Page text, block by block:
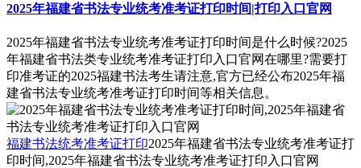
2025年福建省书法专业统考准考证打印时间|打印入口官网
2025年福建省书法专业统考准考证打印时间是什么时候?2025
年福建省书法类专业统考准考证打印入口官网在哪里?需要打
印准考证的2025福建书法考生请注意,官方已经公布2025年福
建省书法专业统考准考证打印时间等相关信息。
福建书法统考准考证打印2025年福建省书法专业统考准考证打
印时间,2025年福建省书法专业统考准考证打印入口官网